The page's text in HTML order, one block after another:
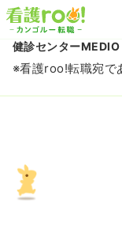
健診センターMEDIO
※看護roo!転職宛で